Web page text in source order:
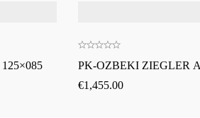
PK-OZBEKI ZIEGLER
€1,455.00